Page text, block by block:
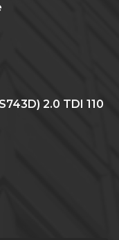
2.0 TDI 110